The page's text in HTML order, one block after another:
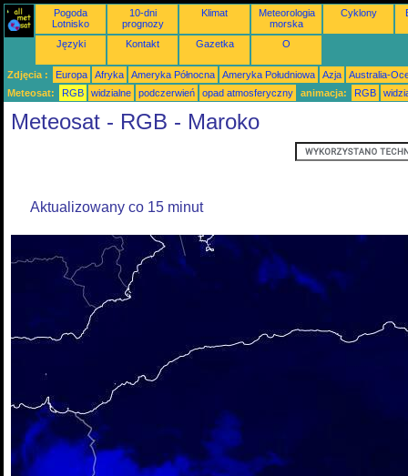
Pogoda
Lotnisko
10-dni
prognozy
Klimat
Meteorologia
morska
Cyklony
Języki Kontakt Gazetka O
Zdjęcia : Europa Afryka Ameryka Północna Ameryka Południowa Azja
Australia-
Meteosat:
RGB widzialne podczerwień opad atmosferyczny animacja: RGB
Meteosat - RGB - Maroko
Aktualizowany co 15 minut